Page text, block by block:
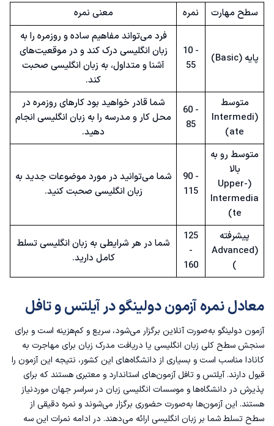
سطح مهارت نمره معنی نمره
پایه (Basic)
10 -
55
فرد می‌تواند مفاهیم ساده و روزمره را به
زبان انگلیسی درک کند و در موقعیت‌های
آشنا و متداول، به زبان انگلیسی صحبت
کند.
متوسط
(Intermedi
ate)
60 -
85
شما قادر خواهید بود کارهای روزمره در
محل کار و مدرسه را به زبان انگلیسی انجام
دهید.
متوسط رو به
بالا
(Upper-
Intermedia
te)
90 -
115
شما می‌توانید در مورد موضوعات جدید به
زبان انگلیسی صحبت کنید.
پیشرفته
(Advanced
)
125
-
160
شما در هر شرایطی به زبان انگلیسی تسلط
کامل دارید.
معادل نمره آزمون دولینگو در آیلتس و تافل
آزمون دولینگو به‌صورت آنلاین برگزار می‌شود، سریع و کم‌هزینه است و برای
سنجش سطح کلی زبان انگلیسی یا دریافت مدرک زبان برای مهاجرت به
کانادا مناسب است و بسیاری از دانشگاه‌های این کشور، نتیجه این آزمون را
قبول دارند. آیلتس و تافل آزمون‌های استاندارد و معتبری هستند که برای
پذیرش در دانشگاه‌ها و موسسات انگلیسی زبان در سراسر جهان موردنیاز
هستند. این آزمون‌ها به‌صورت حضوری برگزار می‌شوند و نمره دقیقی از
سطح تسلط شما بر زبان انگلیسی ارائه می‌دهند. در ادامه نمرات این سه